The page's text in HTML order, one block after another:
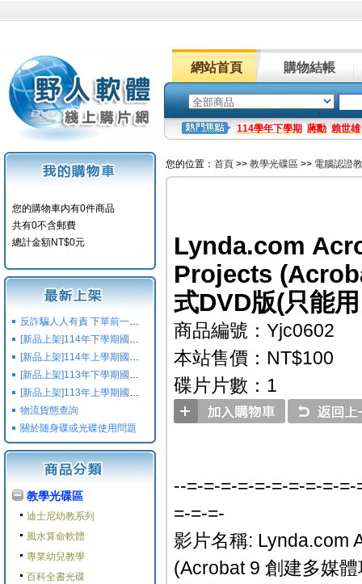
網站首頁 購物結帳
114學年下學期 蔣勳 賴世雄
您的購物車内有0件商品
共有0不含郵費
總計金額NT$0元
反詐騙人人有責 下單前一定要注意
[新品上架]114年下學期國小國中高中命題光碟,校用卷,習作
[新品上架]114年上學期國小國中高中命題光碟,校用卷,習作
[新品上架]113年下學期國小國中高中命題光碟,校用卷,習作
[新品上架]113年上學期國小國中高中命題光碟,校用卷,習作
物流貨態查詢
關於随身碟或光碟使用問題
教學光碟區
迪士尼幼教系列
風水算命軟體
專業幼兒教學
百科全書光碟
您的位置： 首頁 >> 教學光碟區 >> 電腦認證
Lynda.com
Projects
式DVD版(只能
商品編號：Yjc0602
本站售價：NT$100
碟片片數：1
--=-=-=-=-=-=-=-=-=-
=-=-=-
影片名稱: Lynda.com
(Acrobat 9 創建多媒